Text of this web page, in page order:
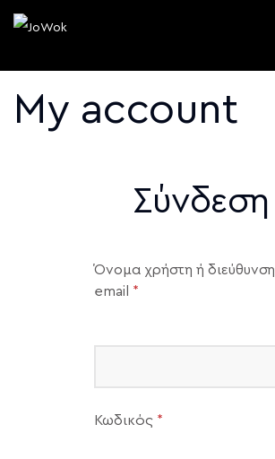
My account
Σύνδεση
Όνομα χρήστη ή διεύθυνση
email *
Κωδικός *